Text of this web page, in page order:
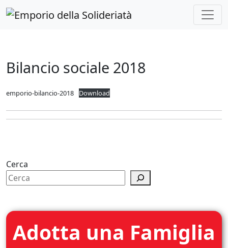
Skip to main content
Bilancio sociale 2018
emporio-bilancio-2018 Download
Cerca
Adotta una Famiglia